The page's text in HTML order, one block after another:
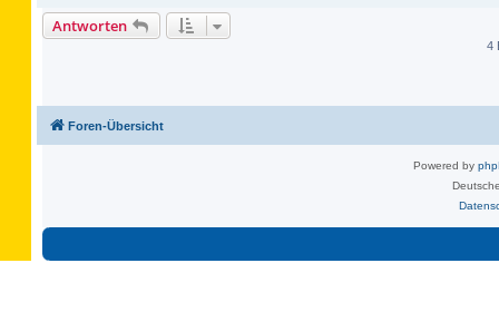
Antworten
4
Foren-Übersicht
Powered by